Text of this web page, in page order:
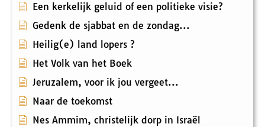
Een kerkelijk geluid of een politieke visie?
Gedenk de sjabbat en de zondag...
Heilig(e) land lopers ?
Het Volk van het Boek
Jeruzalem, voor ik jou vergeet...
Naar de toekomst
Nes Ammim, christelijk dorp in Israël